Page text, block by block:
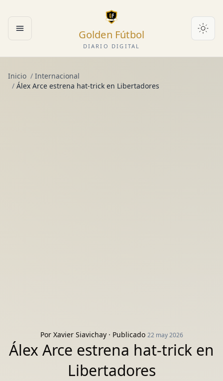
Abrir menú Golden Fútbol
DIARIO DIGITAL
Inicio / Internacional
/ Álex Arce estrena hat-trick en Libertadores
Por Xavier Siavichay· Publicado 22 may 2026
Álex Arce estrena hat-trick en
Libertadores